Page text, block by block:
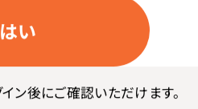
はい
ン後にご確認いただけます。
セリン、ジメチコン、セチル
タミド、ユーカリエキス、シメ